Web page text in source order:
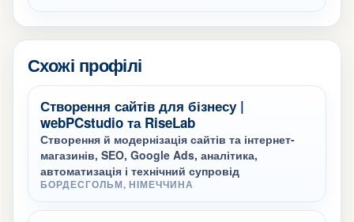
Схожі профілі
Створення сайтів для бізнесу |
webPCstudio та RiseLab
Створення й модернізація сайтів та інтернет-
магазинів, SEO, Google Ads, аналітика,
автоматизація і технічний супровід
БОРДЕСГОЛЬМ, НІМЕЧЧИНА